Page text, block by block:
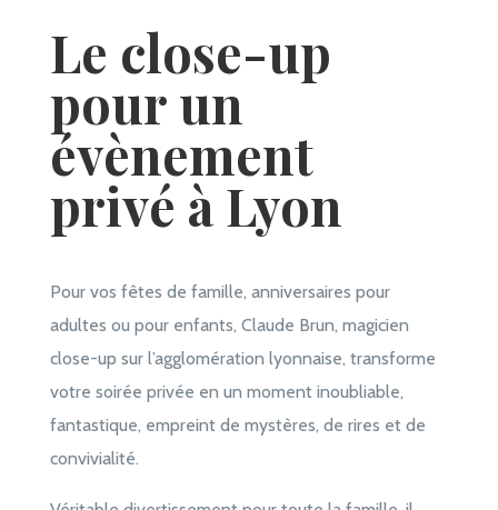
Le close-up
pour un
évènement
privé à Lyon
Pour vos fêtes de famille, anniversaires pour
adultes ou pour enfants, Claude Brun, magicien
close-up sur l’agglomération lyonnaise, transforme
votre soirée privée en un moment inoubliable,
fantastique, empreint de mystères, de rires et de
convivialité.